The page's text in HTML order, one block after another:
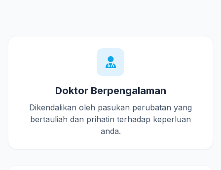
Doktor Berpengalaman
Dikendalikan oleh pasukan perubatan yang
bertauliah dan prihatin terhadap keperluan
anda.